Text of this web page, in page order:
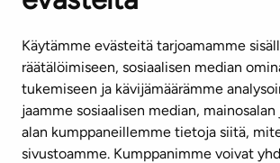
Käytämme evästeitä tarjoamamme
räätälöimiseen, sosiaalisen median
tukemiseen ja kävijämäärämme
jaamme sosiaalisen median,
alan kumppaneillemme tietoja siitä,
sivustoamme. Kumppanimme voivat